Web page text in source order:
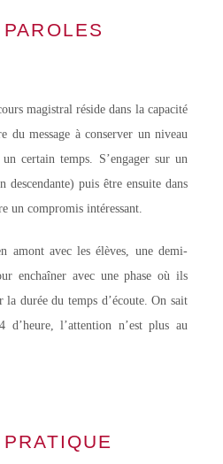
magistral réside dans la capacité
du message à conserver un niveau
certain temps. S’engager sur un
descendante) puis être ensuite dans
un compromis intéressant.
amont avec les élèves, une demi-
enchaîner avec une phase où ils
la durée du temps d’écoute. On sait
d’heure, l’attention n’est plus au